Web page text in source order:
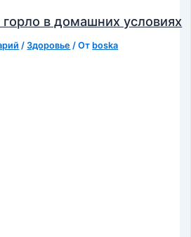
в домашних условиях
/Здоровье / От boska